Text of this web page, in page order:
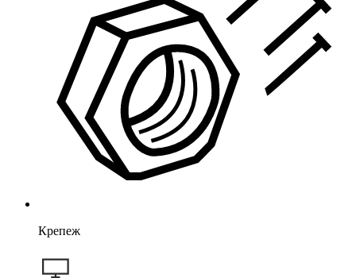
Крепеж